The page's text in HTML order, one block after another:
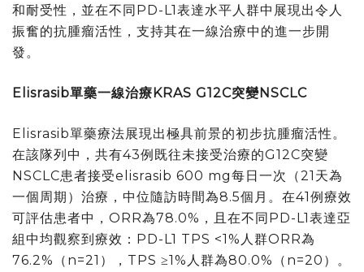
和耐受性，並在不同PD-L1表達水平人群中展現出令人
振奮的抗腫瘤活性，支持其在一線治療中的進一步開
發。
Elisrasib單藥一線治療KRAS G12C突變NSCLC
Elisrasib單藥療法展現出極具前景的初步抗腫瘤活性。
在該隊列中，共有43例既往未接受治療的G12C突變
NSCLC患者接受elisrasib 600 mg每日一次（21天為
一個周期）治療，中位隨訪時間為8.5個月。在41例療效
可評估患者中，ORR為78.0%，且在不同PD-L1表達亞
組中均觀察到療效：PD-L1 TPS <1%人群ORR為
76.2%（n=21），TPS ≥1%人群為80.0%（n=20）。